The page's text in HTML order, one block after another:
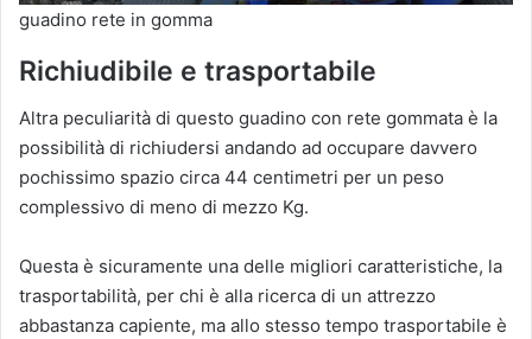
guadino rete in gomma
Richiudibile e trasportabile
Altra peculiarità di questo guadino con rete gommata è la
possibilità di richiudersi andando ad occupare davvero
pochissimo spazio circa 44 centimetri per un peso
complessivo di meno di mezzo Kg.
Questa è sicuramente una delle migliori caratteristiche, la
trasportabilità, per chi è alla ricerca di un attrezzo
abbastanza capiente, ma allo stesso tempo trasportabile è